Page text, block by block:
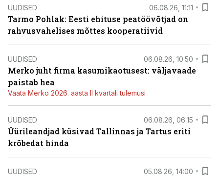
UUDISED 06.08.26, 11:11
Tarmo Pohlak: Eesti ehituse peatöövõtjad on
rahvusvahelises mõttes kooperatiivid
UUDISED 06.08.26, 10:50
Merko juht firma kasumikaotusest: väljavaade
paistab hea
Vaata Merko 2026. aasta II kvartali tulemusi
UUDISED 06.08.26, 06:15
Üürileandjad küsivad Tallinnas ja Tartus eriti
krõbedat hinda
UUDISED 05.08.26, 14:00